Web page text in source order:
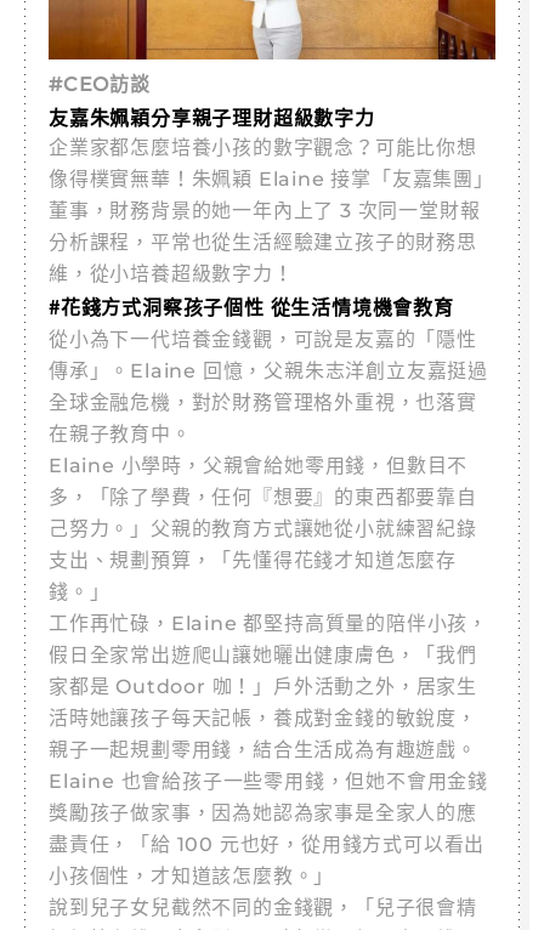
#CEO訪談
友嘉朱姵穎分享親子理財超級數字力
企業家都怎麼培養小孩的數字觀念？可能比你想
像得樸實無華！朱姵穎 Elaine 接掌「友嘉集團」
董事，財務背景的她一年內上了 3 次同一堂財報
分析課程，平常也從生活經驗建立孩子的財務思
維，從小培養超級數字力！
#花錢方式洞察孩子個性 從生活情境機會教育
從小為下一代培養金錢觀，可說是友嘉的「隱性
傳承」。Elaine 回憶，父親朱志洋創立友嘉挺過
全球金融危機，對於財務管理格外重視，也落實
在親子教育中。
Elaine 小學時，父親會給她零用錢，但數目不
多，「除了學費，任何『想要』的東西都要靠自
己努力。」父親的教育方式讓她從小就練習紀錄
支出、規劃預算，「先懂得花錢才知道怎麼存
錢。」
工作再忙碌，Elaine 都堅持高質量的陪伴小孩，
假日全家常出遊爬山讓她曬出健康膚色，「我們
家都是 Outdoor 咖！」戶外活動之外，居家生
活時她讓孩子每天記帳，養成對金錢的敏銳度，
親子一起規劃零用錢，結合生活成為有趣遊戲。
Elaine 也會給孩子一些零用錢，但她不會用金錢
獎勵孩子做家事，因為她認為家事是全家人的應
盡責任，「給 100 元也好，從用錢方式可以看出
小孩個性，才知道該怎麼教。」
說到兒子女兒截然不同的金錢觀，「兒子很會精